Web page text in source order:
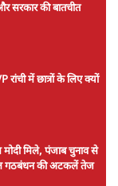
सरकार की बातचीत
में छात्रों के लिए क्यों
मिले, पंजाब चुनाव से
गठबंधन की अटकलें तेज